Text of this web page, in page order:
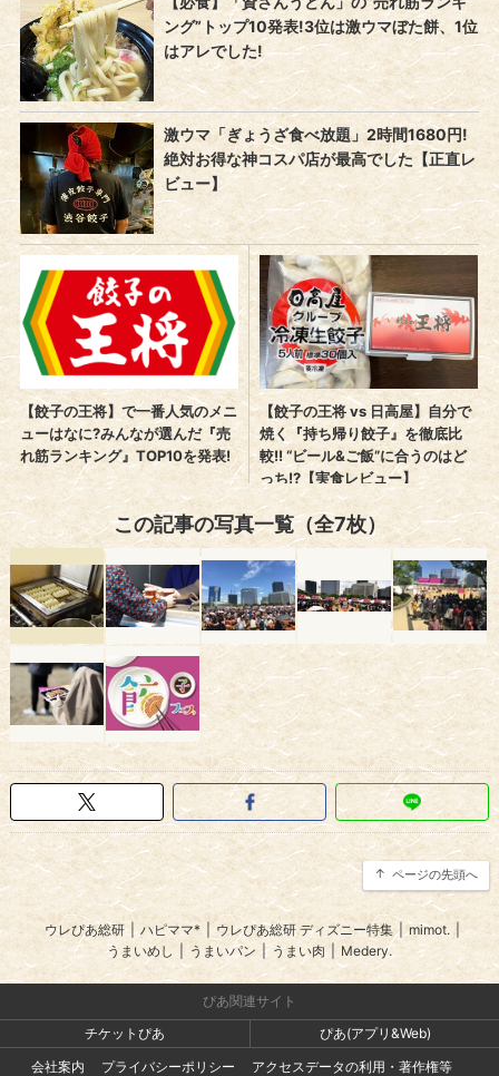
この記事の写真一覧（全7枚）
ページの先頭へ
ウレぴあ総研 | ハピママ* | ウレぴあ総研 ディズニー特集 | mimot. |
うまいめし
うまいパン | うまい肉 Medery.
ぴあ関連サイト
チケットぴあ
ぴあ(アプリ&Web)
会社案内
プライバシーポリシー アクセスデータの利用・著作権等